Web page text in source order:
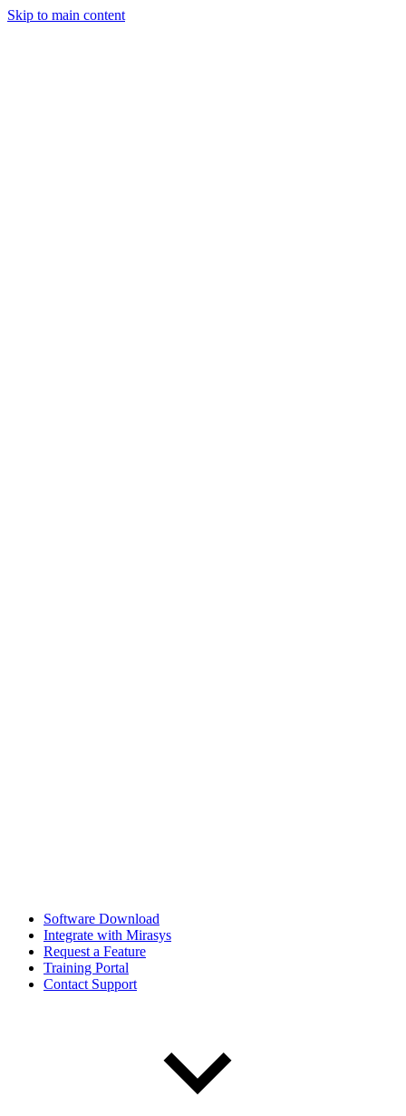
Skip to main content
Software Download
Integrate with Mirasys
Request a Feature
Training Portal
Contact Support